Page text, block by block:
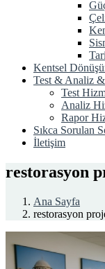
Kentsel
Test & Analiz
Test
Analiz
Rapor
Sıkca Sorulan
İletişim
restorasyon
Ana Sayfa
restorasyon